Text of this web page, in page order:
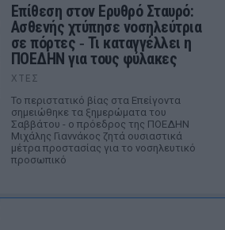
Επίθεση στον Ερυθρό Σταυρό:
Ασθενής χτύπησε νοσηλεύτρια
σε πόρτες ‑ Τι καταγγέλλει η
ΠΟΕΔΗΝ για τους φύλακες
ΧΤΕΣ
Το περιστατικό βίας στα Επείγοντα
σημειώθηκε τα ξημερώματα του
Σαββάτου - ο πρόεδρος της ΠΟΕΔΗΝ
Μιχάλης Γιαννάκος ζητά ουσιαστικά
μέτρα προστασίας για το νοσηλευτικό
προσωπικό